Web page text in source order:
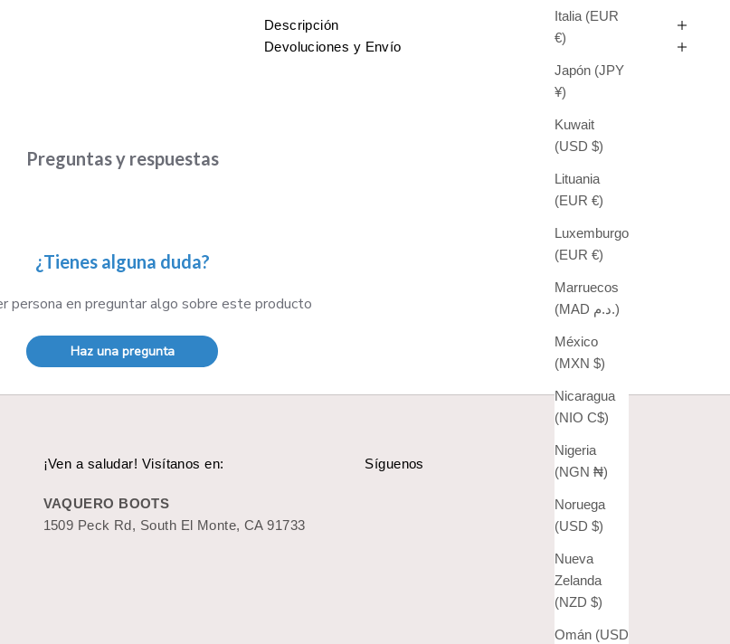
Italia (EUR
€)
Japón (JPY
¥)
Kuwait
(USD $)
Lituania
(EUR €)
Luxemburgo
(EUR €)
Marruecos
(MAD د.م.)
México
(MXN $)
Nicaragua
(NIO C$)
Nigeria
(NGN ₦)
Noruega
(USD $)
Nueva
Zelanda
(NZD $)
Omán (USD
Descripción
Devoluciones y Envío
Preguntas y respuestas
¿Tienes alguna duda?
persona en preguntar algo sobre este producto
Haz una pregunta
¡Ven a saludar! Visítanos en:
VAQUERO BOOTS
1509 Peck Rd, South El Monte, CA 91733
Síguenos